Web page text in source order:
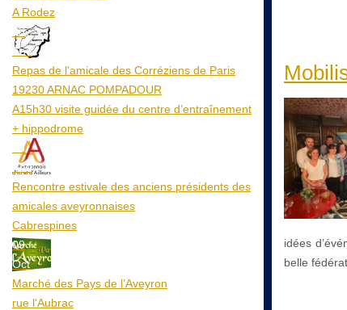
A Rodez
23
Aoû
Repas de l'amicale des Corréziens de Paris
19230 ARNAC POMPADOUR
A15h30 visite guidée du centre d’entraînement
+ hippodrome
25
Aoû
Rencontre estivale des anciens présidents des
amicales aveyronnaises
Cabrespines
09
Oct
Marché des Pays de l’Aveyron
rue l'Aubrac
idées
belle